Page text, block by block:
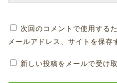
次回のコメントで使用する
メールアドレス、サイトを保存
新しい投稿をメールで受け